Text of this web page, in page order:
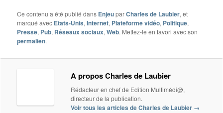
Ce contenu a été publié dans EnjeuparCharles de Laubier, et
marqué avec Etats-Unis,Internet, Plateforme vidéo, Politique,
Presse, Pub, Réseaux sociaux,Web. Mettez-le en favori avec son
permalien.
A propos Charles de Laubier
Rédacteur en chef de Edition Multimédi@,
directeur de la publication.
Voir tous les articles de Charles de Laubier →